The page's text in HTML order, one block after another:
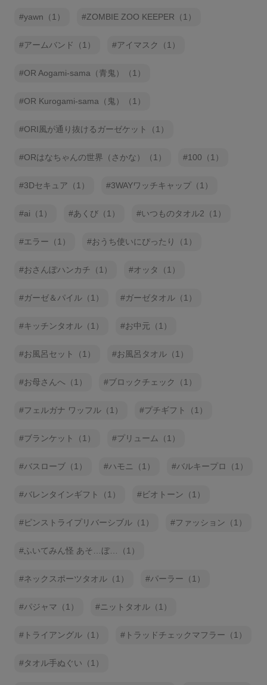
yawn（1） ZOMBIE ZOO KEEPER（1）
アームバンド（1） アイマスク（1）
OR Aogami-sama（青鬼）（1）
OR Kurogami-sama（鬼）（1）
ORI風が通り抜けるガーゼケット（1）
ORはなちゃんの世界（さかな）（1） 100（1）
3Dセキュア（1） 3WAYワッチキャップ（1）
ai（1） あくび（1） いつものタオル2（1）
エラー（1） おうち使いにぴったり（1）
おさんぽハンカチ（1） オッタ（1）
ガーゼ＆パイル（1） ガーゼタオル（1）
キッチンタオル（1） お中元（1）
お風呂セット（1） お風呂タオル（1）
お母さんへ（1） ブロックチェック（1）
フェルガナ ワッフル（1） プチギフト（1）
ブランケット（1） プリューム（1）
バスローブ（1） ハモニ（1） バルキープロ（1）
バレンタインギフト（1） ビオトーン（1）
ピンストライプリバーシブル（1） ファッション（1）
ふいてみん怪 あそ…ぼ…（1）
ネックスポーツタオル（1） パーラー（1）
パジャマ（1） ニットタオル（1）
トライアングル（1） トラッドチェックマフラー（1）
タオル手ぬぐい（1）